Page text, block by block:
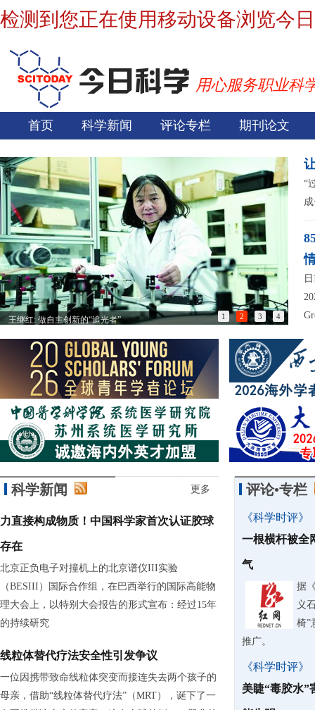
检测到您正在使用移动设备浏览今
用心服务职业科
首页 科学新闻 评论专栏 期刊论文
王继红: 做自主创新的“追光者” 以
1 2 3 4
“
科学新闻 更多
力直接构成物质！中国科学家首次认证胶球
存在
北京正负电子对撞机上的北京谱仪III实验
（BESIII）国际合作组，在巴西举行的国际高能物
理大会上，以特别大会报告的形式宣布：经过15年
的持续研究
线粒体替代疗法安全性引发争议
一位因携带致命线粒体突变而接连失去两个孩子的
母亲，借助“线粒体替代疗法”（MRT），诞下了一
评论•专栏
《科学时评》
一根横杆被全
气
据
义
椅”
推广。
《科学时评》
美睫“毒胶水”